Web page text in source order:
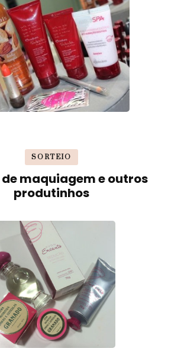
SORTEIO
maquiagem e outros
produtinhos